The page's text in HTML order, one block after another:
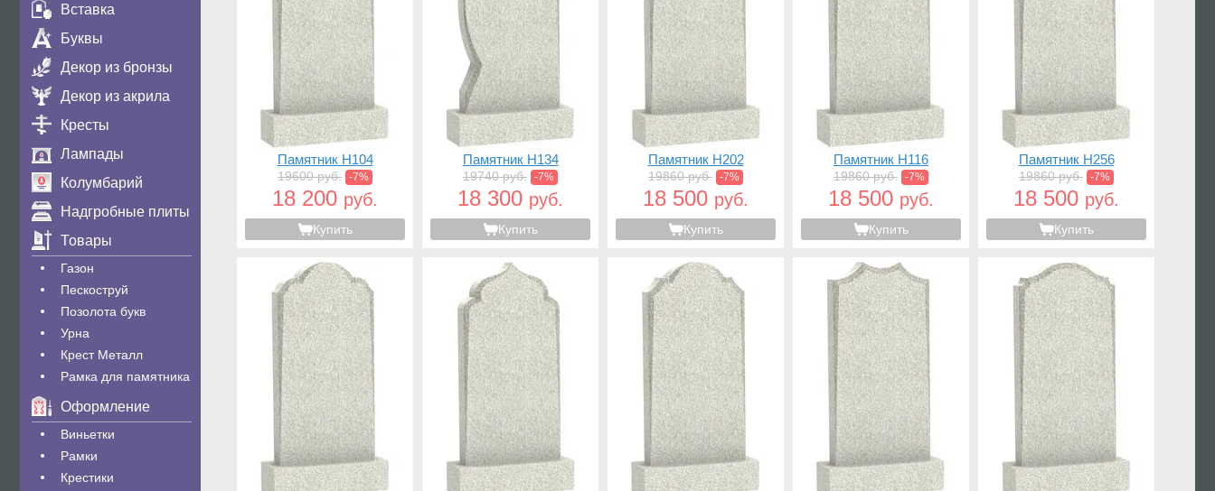
Вставка
Буквы
Декор из бронзы
Декор из акрила
Кресты
Лампады
Колумбарий
Надгробные плиты
Товары
Газон
Пескоструй
Позолота букв
Урна
Крест Металл
Рамка для памятника
Оформление
Виньетки
Рамки
Крестики
Памятник H104
19600 руб. -7%
18 200 руб.
Купить
Памятник H134
19740 руб. -7%
18 300 руб.
Купить
Памятник H202
19860 руб. -7%
18 500 руб.
Купить
Памятник H116
19860 руб. -7%
18 500 руб.
Купить
Памятник H256
19860 руб. -7%
18 500 руб.
Купить